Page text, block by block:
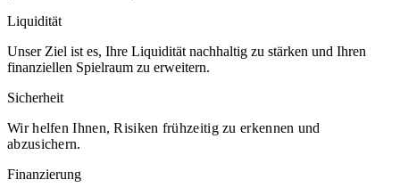
Liquidität
Unser Ziel ist es, Ihre Liquidität nachhaltig zu stärken und Ihren
finanziellen Spielraum zu erweitern.
Sicherheit
Wir helfen Ihnen, Risiken frühzeitig zu erkennen und
abzusichern.
Finanzierung